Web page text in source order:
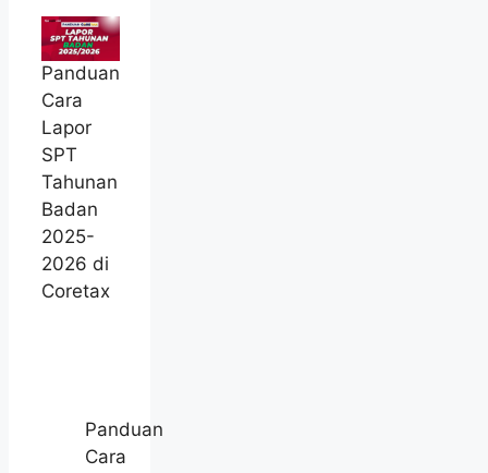
Panduan
Cara
Lapor
SPT
Tahunan
Badan
2025-
2026 di
Coretax
Panduan
Cara